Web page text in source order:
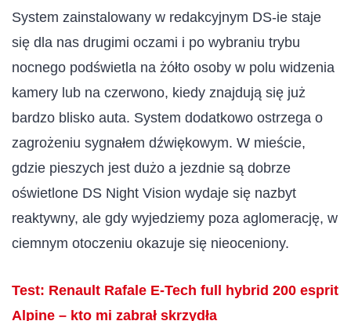
System zainstalowany w redakcyjnym DS-ie staje
się dla nas drugimi oczami i po wybraniu trybu
nocnego podświetla na żółto osoby w polu widzenia
kamery lub na czerwono, kiedy znajdują się już
bardzo blisko auta. System dodatkowo ostrzega o
zagrożeniu sygnałem dźwiękowym. W mieście,
gdzie pieszych jest dużo a jezdnie są dobrze
oświetlone DS Night Vision wydaje się nazbyt
reaktywny, ale gdy wyjedziemy poza aglomerację, w
ciemnym otoczeniu okazuje się nieoceniony.
Test: Renault Rafale E-Tech full hybrid 200 esprit
Alpine – kto mi zabrał skrzydła